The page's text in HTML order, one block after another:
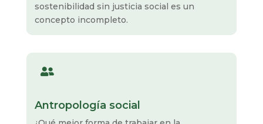
sostenibilidad sin justicia social es un
concepto incompleto.

Antropología social